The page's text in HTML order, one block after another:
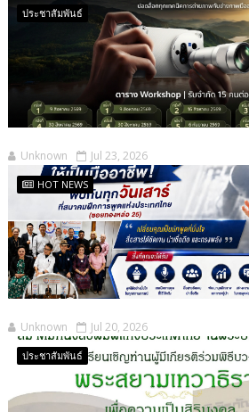
ประชาสัมพันธ์
Unknown Jul 23, 2026
HOT NEWS
Unknown Jul 20, 2026
ประชาสัมพันธ์